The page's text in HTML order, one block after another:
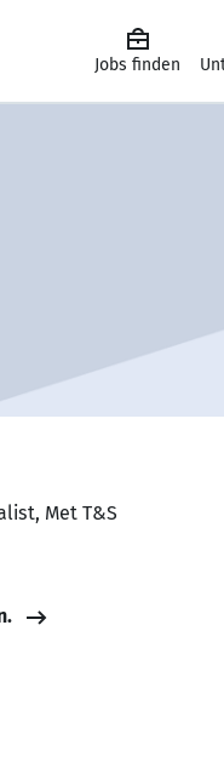
Jobs finden
Met T&S